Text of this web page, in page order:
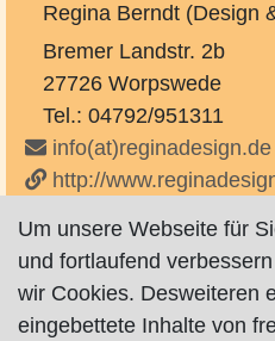
Regina Berndt (Design
Bremer Landstr. 2b
27726 Worpswede
Tel.: 04792/951311
info(at)reginadesign.de
http://
Um unsere Webseite für
und fortlaufend
wir Cookies. Desweiteren
eingebettete Inhalte von